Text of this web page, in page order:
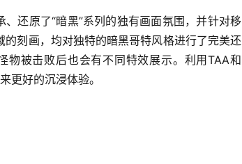
还原了“暗黑”系列的独有画面氛围，并针对移
刻画，均对独特的暗黑哥特风格进行了完美还
物被击败后也会有不同特效展示。利用TAA和
更好的沉浸体验。